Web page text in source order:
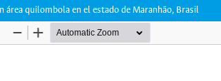
área quilombola en el estado de Maranhão, Brasil